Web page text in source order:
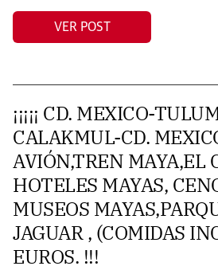
VER POST
¡¡¡¡¡ CD. MEXICO-
CALAKMUL-CD.
AVIÓN,TREN MAYA,EL
HOTELES MAYAS,
MUSEOS
JAGUAR , (COMIDAS
EUROS. !!!